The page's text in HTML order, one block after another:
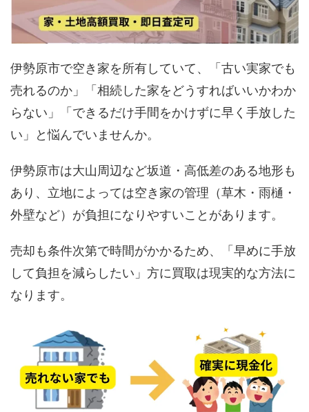
伊勢原市で空き家を所有していて、「古い実家でも
売れるのか」「相続した家をどうすればいいかわか
らない」「できるだけ手間をかけずに早く手放した
い」と悩んでいませんか。
伊勢原市は大山周辺など坂道・高低差のある地形も
あり、立地によっては空き家の管理（草木・雨樋・
外壁など）が負担になりやすいことがあります。
売却も条件次第で時間がかかるため、「早めに手放
して負担を減らしたい」方に買取は現実的な方法に
なります。